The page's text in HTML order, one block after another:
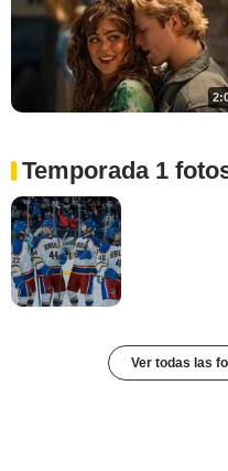
Temporada 1
Ver todas las